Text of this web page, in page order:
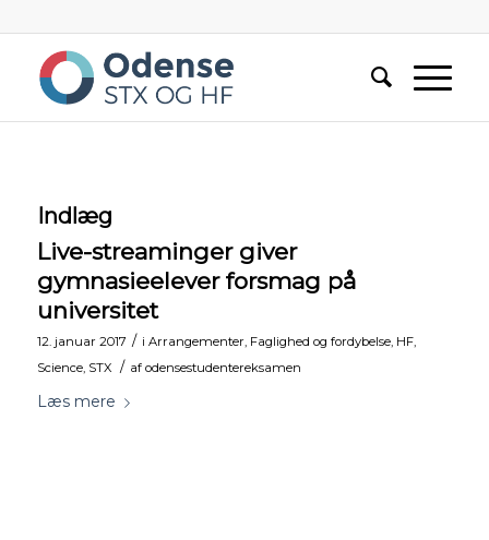
Indlæg
Live-streaminger giver
gymnasieelever forsmag på
universitet
12. januar 2017 / i Arrangementer, Faglighed og fordybelse, HF,
Science, STX / af odensestudentereksamen
Læs mere